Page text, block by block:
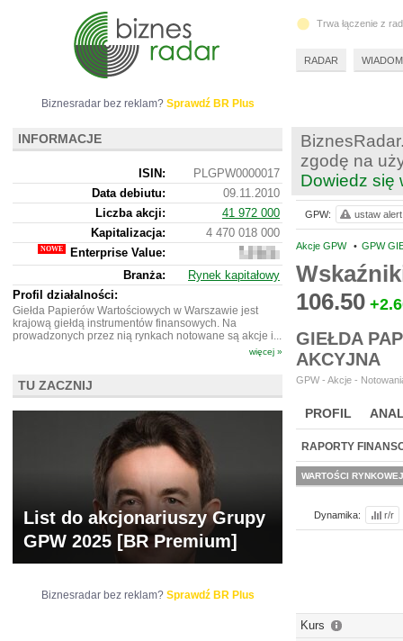
zgodę na
Dowiedz się
Akcje GPW • GPW
106.50
GIEŁDA
AKCYJNA
GPW - Akcje -
PROFIL
WYCENA BR
RAPORTY
WARTOŚCI RYNKOWEJ
Dynamika: r/r
Kurs
GPW: ustaw alert
Biznesradar bez reklam? Sprawdź BR Plus
INFORMACJE
ISIN:
PLGPW0000017
Data debiutu:
09.11.2010
Liczba akcji:
41 972 000
Kapitalizacja:
4 470 018 000
Enterprise Value:
4
330
320
Branża:
Rynek kapitałowy
Profil działalności:
Giełda Papierów Wartościowych w Warszawie jest
krajową giełdą instrumentów finansowych. Na
prowadzonych przez nią rynkach notowane są akcje i...
więcej »
TU ZACZNIJ
List do akcjonariuszy Grupy
GPW 2025 [BR Premium]
Biznesradar bez reklam? Sprawdź BR Plus
Trwa łączenie z
RADAR